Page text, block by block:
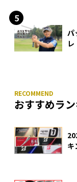
パ
おすすめラ
キ